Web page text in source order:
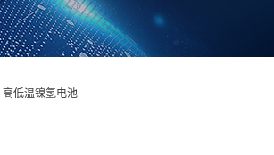
高低温镍氢电池